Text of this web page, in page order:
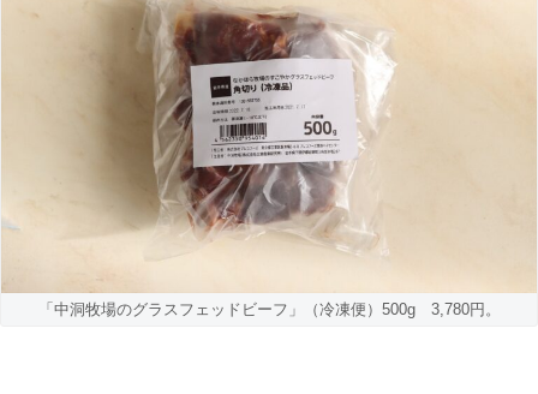
「中洞牧場のグラスフェッドビーフ」（冷凍便）500g 3,780円。